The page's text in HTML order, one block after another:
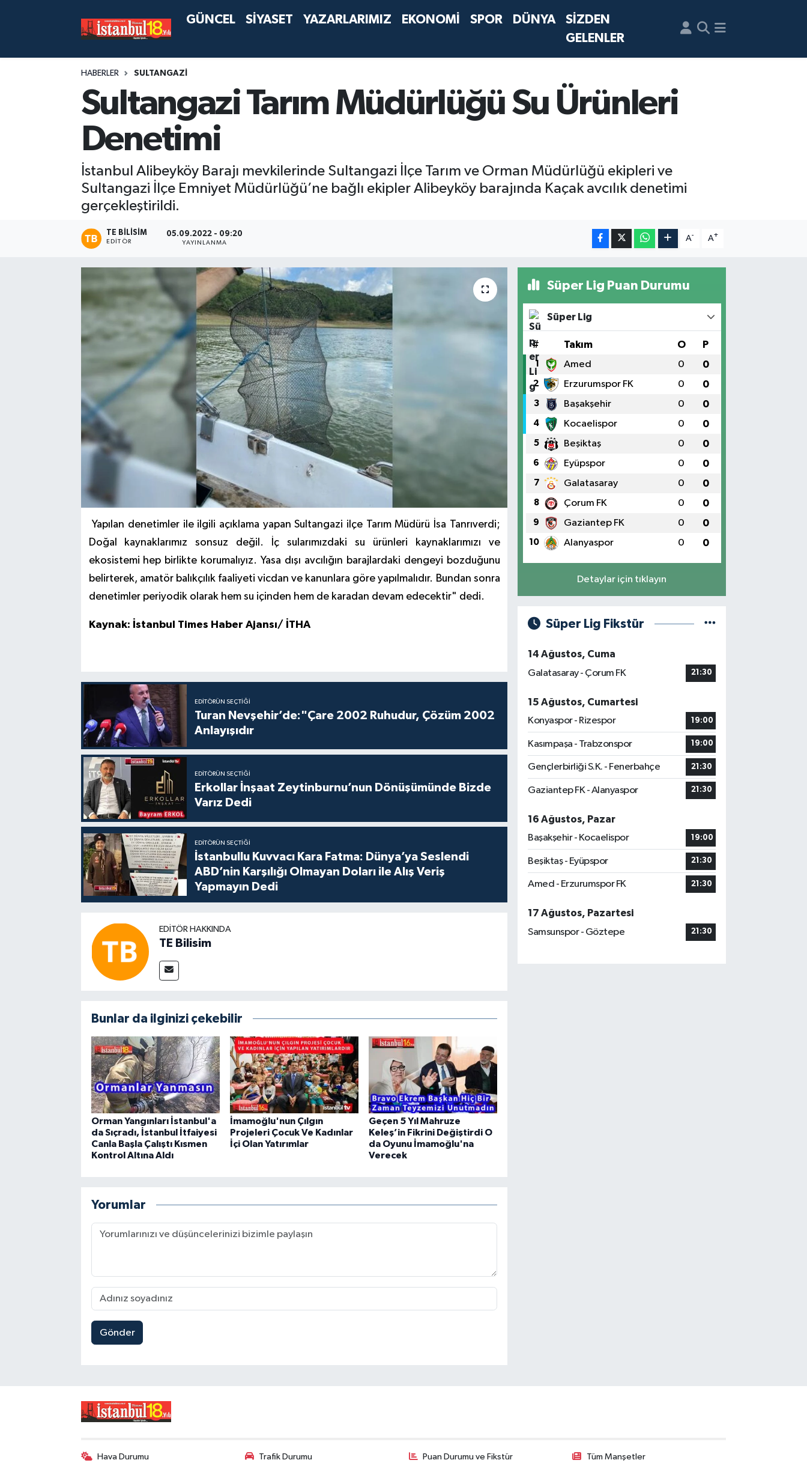
GÜNCEL SİYASET YAZARLARIMIZ EKONOMİ SPOR DÜNYA
SİZDEN
GELENLER
HABERLER SULTANGAZİ
Sultangazi Tarım Müdürlüğü Su Ürünleri
Denetimi
İstanbul Alibeyköy Barajı mevkilerinde Sultangazi İlçe Tarım ve Orman Müdürlüğü ekipleri ve
Sultangazi İlçe Emniyet Müdürlüğü’ne bağlı ekipler Alibeyköy barajında Kaçak avcılık denetimi
gerçekleştirildi.
TE BILISIM
EDITÖR
05.09.2022 - 09:20
YAYINLANMA
A- A+
Yapılan denetimler ile ilgili açıklama yapan Sultangazi ilçe Tarım Müdürü İsa Tanrıverdi;
Doğal kaynaklarımız sonsuz değil. İç sularımızdaki su ürünleri kaynaklarımızı ve
ekosistemi hep birlikte korumalıyız. Yasa dışı avcılığın barajlardaki dengeyi bozduğunu
belirterek, amatör balıkçılık faaliyeti vicdan ve kanunlara göre yapılmalıdır. Bundan sonra
denetimler periyodik olarak hem su içinden hem de karadan devam edecektir" dedi.
Kaynak: İstanbul Times Haber Ajansı/ İTHA
EDITÖRÜN SEÇTIĞI
Turan Nevşehir’de:"Çare 2002 Ruhudur, Çözüm 2002
Anlayışıdır
EDITÖRÜN SEÇTIĞI
Erkollar İnşaat Zeytinburnu’nun Dönüşümünde Bizde
Varız Dedi
EDITÖRÜN SEÇTIĞI
İstanbullu Kuvvacı Kara Fatma: Dünya’ya Seslendi
ABD’nin Karşılığı Olmayan Doları ile Alış Veriş
Yapmayın Dedi
EDITÖR HAKKINDA
TE Bilisim
Bunlar da ilginizi çekebilir
Orman Yangınları İstanbul'a
da Sıçradı, İstanbul İtfaiyesi
Canla Başla Çalıştı Kısmen
Kontrol Altına Aldı
İmamoğlu'nun Çılgın
Projeleri Çocuk Ve Kadınlar
İçi Olan Yatırımlar
Geçen 5 Yıl Mahruze
Keleş’in Fikrini Değiştirdi O
da Oyunu İmamoğlu'na
Verecek
Yorumlar
Gönder
Süper Lig Puan Durumu
Süper Lig
# Takım O P
1 Amed 0 0
2 Erzurumspor FK 0 0
3 Başakşehir 0 0
4 Kocaelispor 0 0
5 Beşiktaş 0 0
6 Eyüpspor 0 0
7 Galatasaray 0 0
8 Çorum FK 0 0
9 Gaziantep FK 0 0
10 Alanyaspor 0 0
Detaylar için tıklayın
Süper Lig Fikstür
14 Ağustos, Cuma
Galatasaray - Çorum FK
21:30
15 Ağustos, Cumartesi
Konyaspor - Rizespor
19:00
Kasımpaşa - Trabzonspor 19:00
Gençlerbirliği S.K. - Fenerbahçe 21:30
Gaziantep FK - Alanyaspor 21:30
16 Ağustos, Pazar
Başakşehir - Kocaelispor
19:00
Beşiktaş - Eyüpspor 21:30
Amed - Erzurumspor FK 21:30
17 Ağustos, Pazartesi
Samsunspor - Göztepe
21:30
Hava Durumu Trafik Durumu Puan Durumu ve Fikstür Tüm Manşetler